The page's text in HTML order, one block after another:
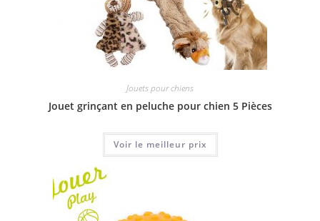
Jouets pour chiens
Jouet grinçant en peluche pour chien 5 Pièces
Voir le meilleur prix